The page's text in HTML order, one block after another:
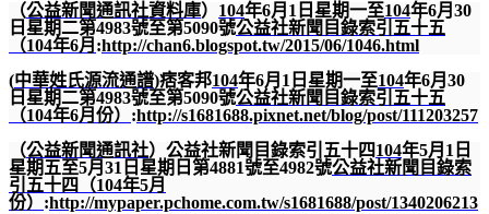
（公益新聞通訊社資料庫） 104年6月 1 日星期一至104年6月 30
日星期二第4983號至第5090號公益社新聞目錄索引五十五
（104年6月 :http://chan6.blogspot.tw/2015/06/1046.html
(中華姓氏源流通譜)痞客邦104年6月 1 日星期一至104年6月 30
日星期二第4983號至第5090號公益社新聞目錄索引五十五
（104年6月份） :http://s1681688.pixnet.net/blog/post/111203257
（公益新聞通訊社）公益社新聞目錄索引五十四104年5月 1 日
星期五至5月 31 日星期日第4881號至4982號公益社新聞目錄索
引五十四（104年5月
份） :http://mypaper.pchome.com.tw/s1681688/post/1340206213